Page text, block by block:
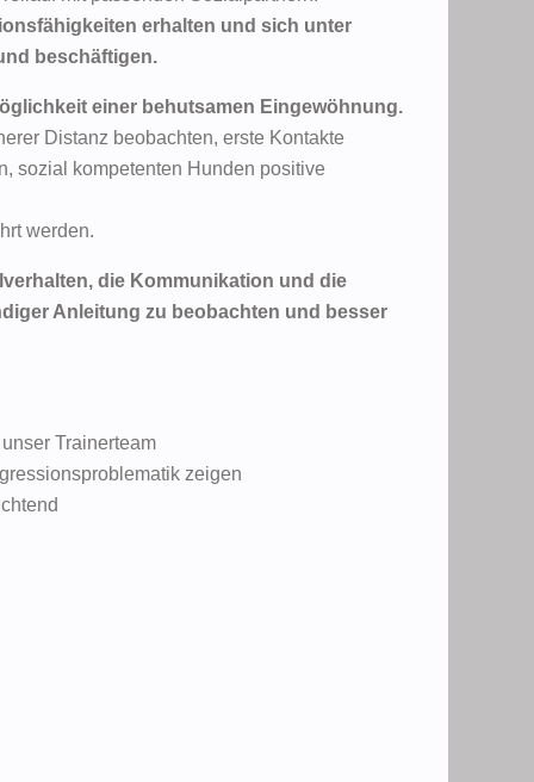
erhalten und sich unter
beschäftigen.
einer behutsamen Eingewöhnung.
Distanz beobachten, erste Kontakte
sozial kompetenten Hunden positive
werden.
die Kommunikation und die
Anleitung zu beobachten und besser
Trainerteam
zeigen